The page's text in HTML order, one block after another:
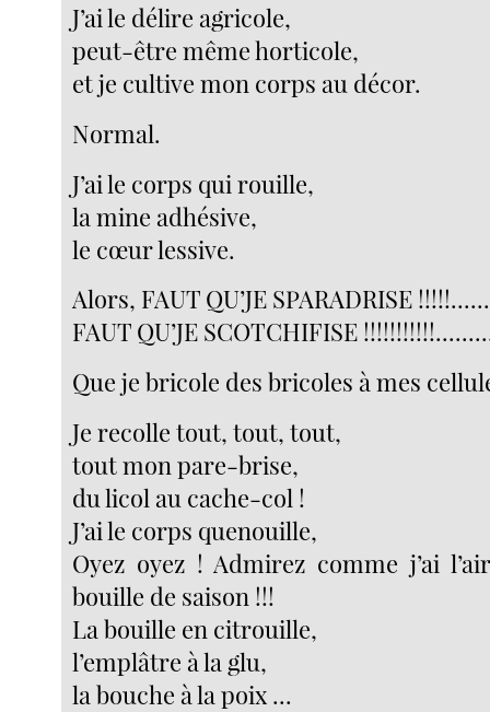
J’ai le délire agricole,
peut-être même horticole,
et je cultive mon corps au décor.
Normal.
J’ai le corps qui rouille,
la mine adhésive,
le cœur lessive.
Alors, FAUT QU’JE SPARADRISE
FAUT QU’JE SCOTCHIFISE
Que je bricole des bricoles à mes
Je recolle tout, tout, tout,
tout mon pare-brise,
du licol au cache-col !
J’ai le corps quenouille,
Oyez oyez ! Admirez comme j’ai
bouille de saison !!!
La bouille en citrouille,
l’emplâtre à la glu,
la bouche à la poix ...